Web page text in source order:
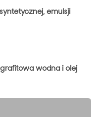
emulsji
wodna i olej